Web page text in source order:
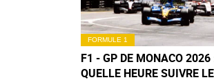
FORMULE 1
F1 - GP DE MONACO
QUELLE HEURE SUIVRE LE